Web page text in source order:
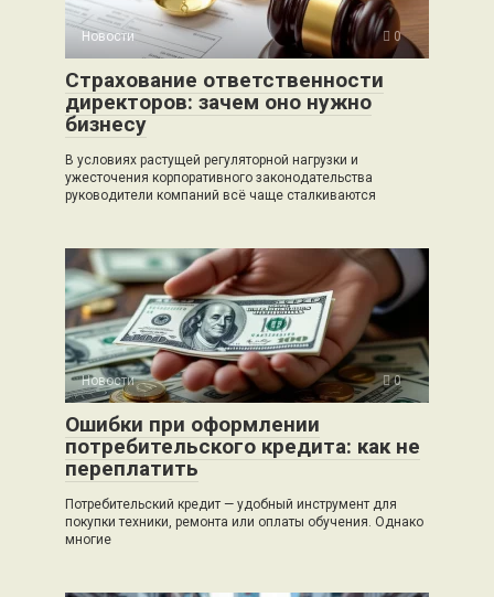
Новости 0
Страхование ответственности
директоров: зачем оно нужно
бизнесу
В условиях растущей регуляторной нагрузки и
ужесточения корпоративного законодательства
руководители компаний всё чаще сталкиваются
Новости 0
Ошибки при оформлении
потребительского кредита: как не
переплатить
Потребительский кредит — удобный инструмент для
покупки техники, ремонта или оплаты обучения. Однако
многие